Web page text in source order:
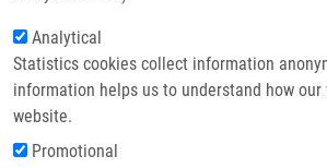
Analytical
Statistics cookies collect information
information helps us to understand how
website.
Promotional